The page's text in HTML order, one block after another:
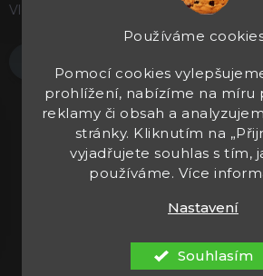
Používáme
Pomocí cookies
prohlížení, nabízíme na míru
reklamy či obsah a
stránky. Kliknutím na
vyjadřujete souhlas s tím,
používáme. Více
Nastavení
Souhlasím
Vložením e-mailu souhlasíte s
Vytvořil Shoptet
nastavení cookies